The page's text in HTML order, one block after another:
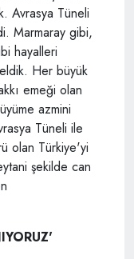
Avrasya Tüneli
Marmaray gibi,
hayalleri
Her büyük
emeği olan
azmini
Tüneli ile
olan Türkiye'yi
şekilde can